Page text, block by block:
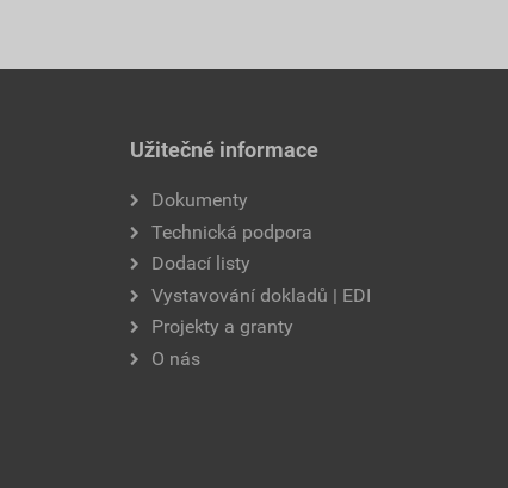
Užitečné informace
Dokumenty
Technická podpora
Dodací listy
Vystavování dokladů | EDI
Projekty a granty
O nás